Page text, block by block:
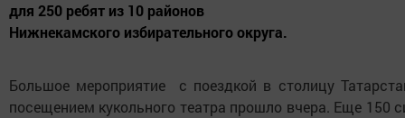
для 250 ребят из 10 районов
Нижнекамского избирательного округа.
Большое мероприятие с поездкой в столицу
посещением кукольного театра прошло вчера. Еще 150